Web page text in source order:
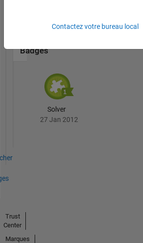
Badges
Solver
27 Jan 2012
Contactez votre bureau local
Trust
Center
Marques